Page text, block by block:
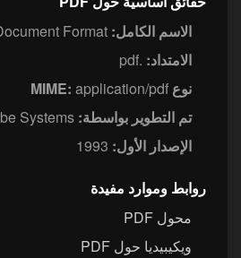
الاسم الكامل:
الامتداد: .pdf
نوع MIME: application/pdf
تم التطوير بواسطة:
الإصدار الأول:
روابط وموارد مفيدة
محول PDF
ويكيبيديا حول PDF